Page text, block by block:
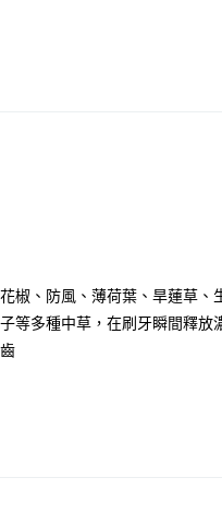
椒、防風、薄荷葉、旱蓮草、
等多種中草，在刷牙瞬間釋放